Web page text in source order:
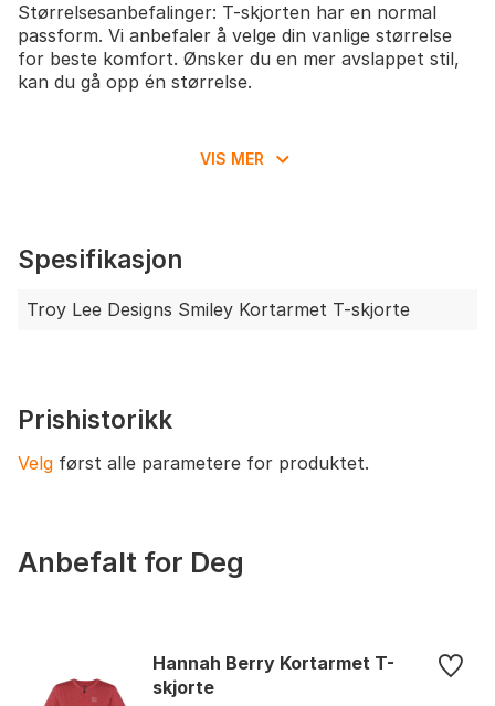
Størrelsesanbefalinger: T-skjorten har en normal
passform. Vi anbefaler å velge din vanlige størrelse
for beste komfort. Ønsker du en mer avslappet stil,
kan du gå opp én størrelse.
VIS MER
Spesifikasjon
Troy Lee Designs Smiley Kortarmet T-skjorte
Prishistorikk
Velg først alle parametere for produktet.
Anbefalt for Deg
Hannah Berry Kortarmet T-
skjorte